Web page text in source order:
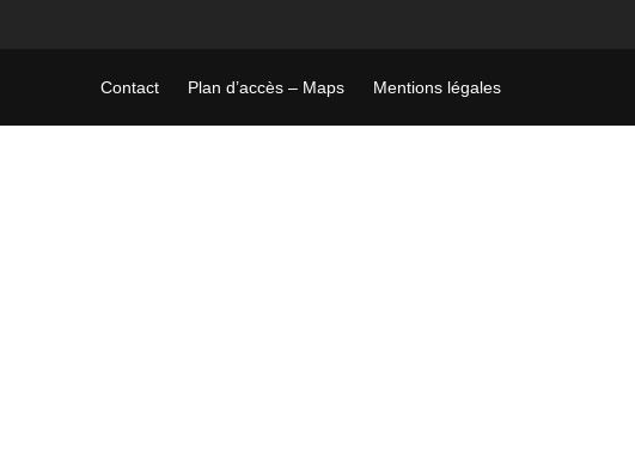
Contact Plan d’accès – Maps Mentions légales